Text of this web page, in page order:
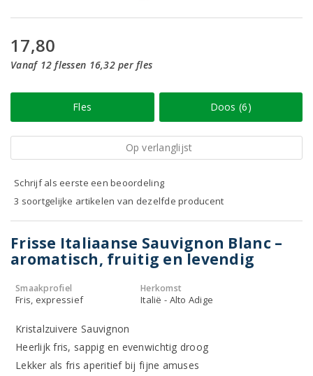
17,80
Vanaf 12 flessen 16,32 per fles
Fles Doos (6)
Op verlanglijst
Schrijf als eerste een beoordeling
3 soortgelijke artikelen van dezelfde producent
Frisse Italiaanse Sauvignon Blanc –
aromatisch, fruitig en levendig
Smaakprofiel
Fris, expressief
Herkomst
Italië - Alto Adige
Kristalzuivere Sauvignon
Heerlijk fris, sappig en evenwichtig droog
Lekker als fris aperitief bij fijne amuses